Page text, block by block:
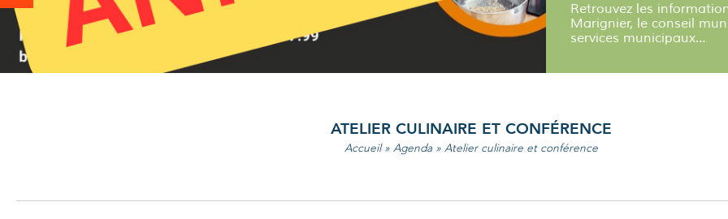
Retrouvez les
Marignier, le conseil
services municipaux…
ATELIER CULINAIRE ET CONFÉRENCE
Accueil» Agenda » Atelier culinaire et conférence